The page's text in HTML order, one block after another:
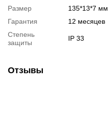
Размер
135*13*7 мм
Гарантия
12 месяцев
Степень
защиты
IP 33
Отзывы